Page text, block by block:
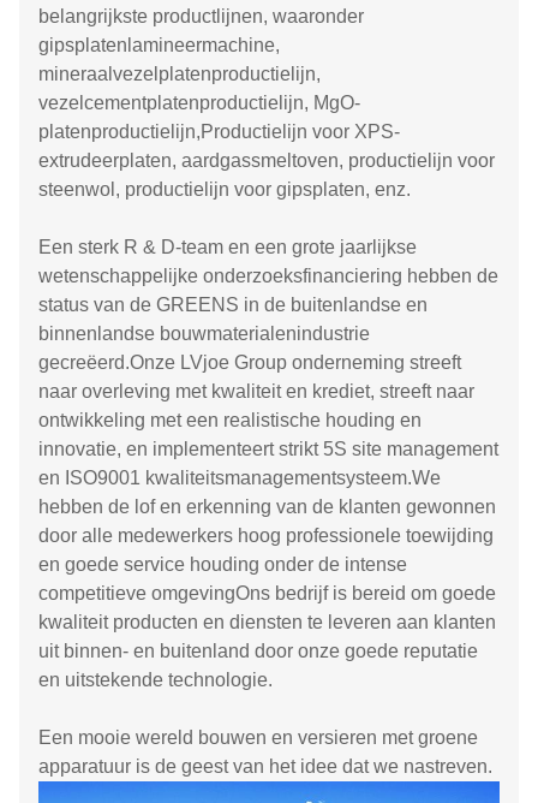
belangrijkste productlijnen, waaronder
gipsplatenlamineermachine,
mineraalvezelplatenproductielijn,
vezelcementplatenproductielijn, MgO-
platenproductielijn,Productielijn voor XPS-
extrudeerplaten, aardgassmeltoven, productielijn voor
steenwol, productielijn voor gipsplaten, enz.
Een sterk R & D-team en een grote jaarlijkse
wetenschappelijke onderzoeksfinanciering hebben de
status van de GREENS in de buitenlandse en
binnenlandse bouwmaterialenindustrie
gecreëerd.Onze LVjoe Group onderneming streeft
naar overleving met kwaliteit en krediet, streeft naar
ontwikkeling met een realistische houding en
innovatie, en implementeert strikt 5S site management
en ISO9001 kwaliteitsmanagementsysteem.We
hebben de lof en erkenning van de klanten gewonnen
door alle medewerkers hoog professionele toewijding
en goede service houding onder de intense
competitieve omgevingOns bedrijf is bereid om goede
kwaliteit producten en diensten te leveren aan klanten
uit binnen- en buitenland door onze goede reputatie
en uitstekende technologie.
Een mooie wereld bouwen en versieren met groene
apparatuur is de geest van het idee dat we nastreven.